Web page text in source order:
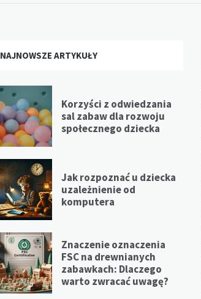
NAJNOWSZE ARTYKUŁY
Korzyści z odwiedzania
sal zabaw dla rozwoju
społecznego dziecka
Jak rozpoznać u dziecka
uzależnienie od
komputera
Znaczenie oznaczenia
FSC na drewnianych
zabawkach: Dlaczego
warto zwracać uwagę?